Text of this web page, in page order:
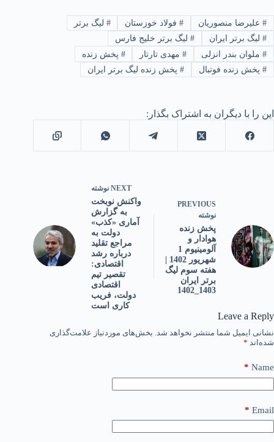
#علیرضا منصوریان #فولاد خوزستان # لیگ برتر
#لیگ برتر ایران #لیگ برتر خلیج فارس
#ملوان بندر انزلی #مهدی تارتار # پخش زنده
#پخش زنده فوتبال #پخش زنده لیگ برتر ایران
این را با دیگران به اشتراک بگذار:
PREVIOUS
نوشته
پخش زنده
هوادار و
آلومینیوم 1
شهریور 1402 |
هفته سوم لیگ
برتر ایران
1403_1402
NEXT نوشته
واکنش نوبخت
به گزارش
آماری «کذب»
دولت به
مراجع تقلید
درباره رشد
اقتصادی:
تقصیر تیم
اقتصادی
دولت، فریب
کاری است
Leave a Reply
نشانی ایمیل شما منتشر نخواهد شد. بخش‌های موردنیاز علامت‌گذاری
شده‌اند *
Name
*
Email
*